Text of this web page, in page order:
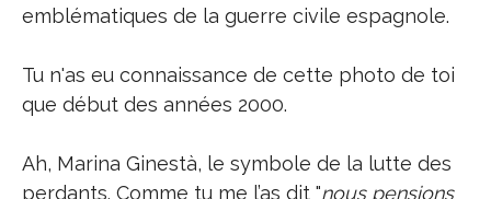
emblématiques de la guerre civile espagnole.
Tu n'as eu connaissance de cette photo de toi
que début des années 2000.
Ah, Marina Ginestà, le symbole de la lutte des
perdants. Comme tu me l’as dit "nous pensions